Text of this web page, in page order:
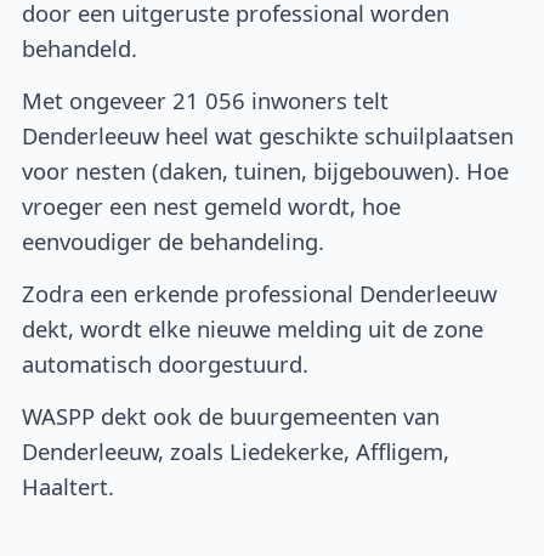
door een uitgeruste professional worden
behandeld.
Met ongeveer 21 056 inwoners telt
Denderleeuw heel wat geschikte schuilplaatsen
voor nesten (daken, tuinen, bijgebouwen). Hoe
vroeger een nest gemeld wordt, hoe
eenvoudiger de behandeling.
Zodra een erkende professional Denderleeuw
dekt, wordt elke nieuwe melding uit de zone
automatisch doorgestuurd.
WASPP dekt ook de buurgemeenten van
Denderleeuw, zoals Liedekerke, Affligem,
Haaltert.